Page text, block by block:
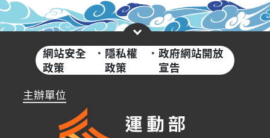
網站安全
政策
· 隱私權
政策
·政府網站開放
宣告
主辦單位